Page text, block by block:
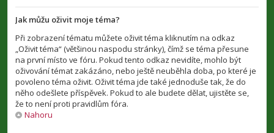
Jak můžu oživit moje téma?
Při zobrazení tématu můžete oživit téma kliknutím na odkaz
„Oživit téma“ (většinou naspodu stránky), čímž se téma přesune
na první místo ve fóru. Pokud tento odkaz nevidíte, mohlo být
oživování témat zakázáno, nebo ještě neuběhla doba, po které je
povoleno téma oživit. Oživit téma jde také jednoduše tak, že do
něho odešlete příspěvek. Pokud to ale budete dělat, ujistěte se,
že to není proti pravidlům fóra.
Nahoru